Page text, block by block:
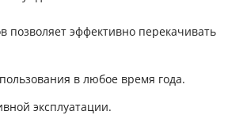
позволяет эффективно перекачивать
в любое время года.
эксплуатации.